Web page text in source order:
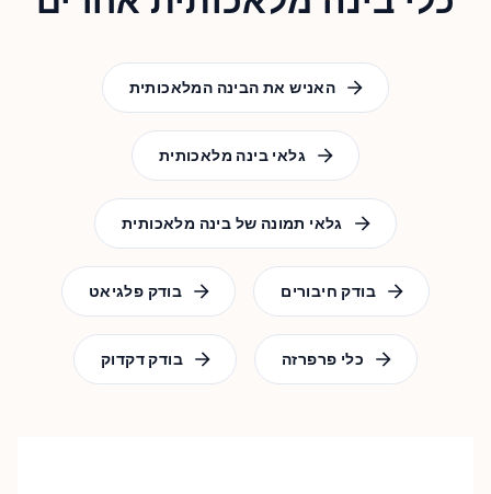
האניש את הבינה המלאכותית
גלאי בינה מלאכותית
גלאי תמונה של בינה מלאכותית
בודק פלגיאט בודק חיבורים
בודק דקדוק כלי פרפרזה